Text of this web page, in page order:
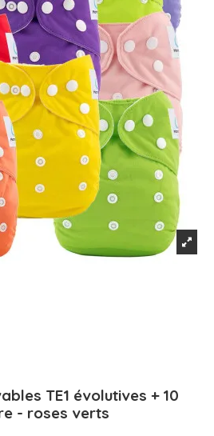
TE1 évolutives + 10
- roses verts